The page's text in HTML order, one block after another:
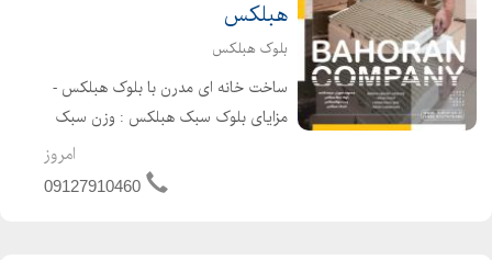
هبلکس
بلوک هبلکس
ساخت خانه ای مدرن با بلوک هبلکس -
مزایای بلوک سبک هبلکس : وزن سبک
عایق صوت عایق رطوبت حذف گچ خاک
سهولت در اجرا حمل و نقل آسان سرعت
امروز
09127910460